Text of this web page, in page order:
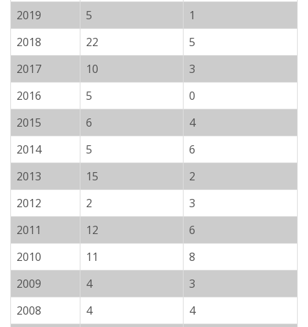
2019
5
1
2018
22
5
2017
10
3
2016
5
0
2015
6
4
2014
5
6
2013
15
2
2012
2
3
2011
12
6
2010
11
8
2009
4
3
2008
4
4